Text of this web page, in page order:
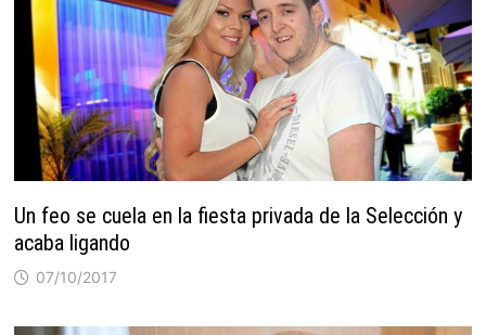
Un feo se cuela en la fiesta privada de la Selección y
acaba ligando
07/10/2017